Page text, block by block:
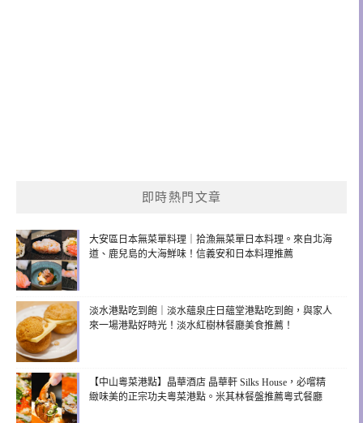
即時熱門文章
大安區日本無菜單料理｜拾漁無菜單日本料理。來自北海
道、鹿兒島的大海鮮味！信義安和日本料理推薦
淡水港點吃到飽｜淡水蘊泉庄日蘊堂港點吃到飽，與家人
來一場港點好時光！淡水紅樹林餐廳美食推薦！
【中山粵菜港點】晶華酒店 晶華軒 Silks House，必嚐精
緻味美的正宗功夫粵菜港點。米其林餐盤推薦粵式餐廳